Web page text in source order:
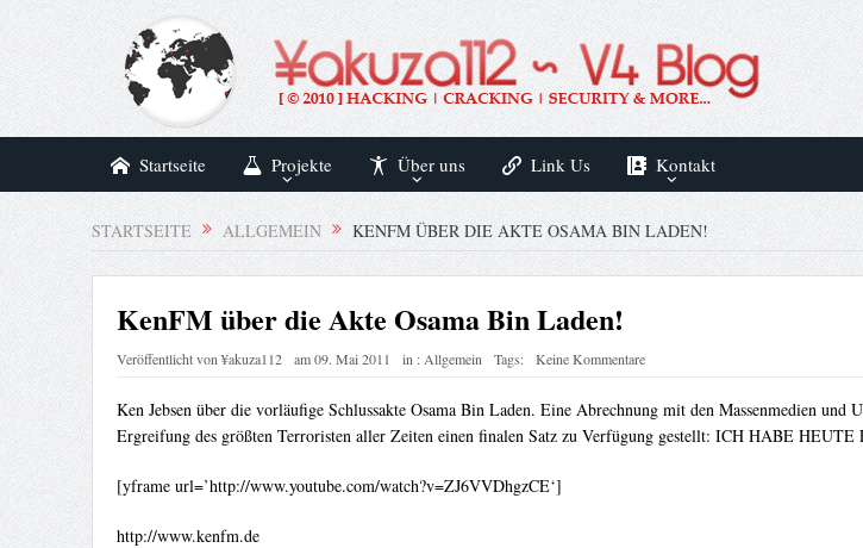
Startseite Projekte Über uns Link Us Kontakt
STARTSEITE ALLGEMEIN KENFM ÜBER DIE AKTE OSAMA BIN LADEN!
KenFM über die Akte Osama Bin Laden!
Veröffentlicht von¥akuza112 am09. Mai 2011 in :Allgemein Tags: Keine Kommentare
Ken Jebsen über die vorläufige Schlussakte Osama Bin Laden. Eine Abrechnung mit den Massenmedien
Ergreifung des größten Terroristen aller Zeiten einen finalen Satz zu Verfügung gestellt: ICH HABE
[yframe url=’http://www.youtube.com/watch?v=ZJ6VVDhgzCE‘]
http://www.kenfm.de